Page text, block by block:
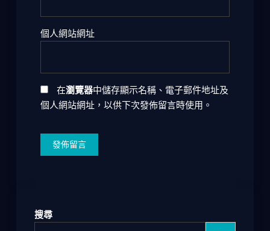
個人網站網址
在瀏覽器中儲存顯示名稱、電子郵件地址及
個人網站網址，以供下次發佈留言時使用。
搜尋